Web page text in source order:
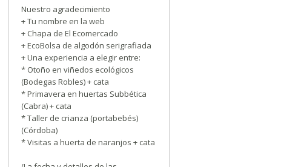
Nuestro agradecimiento
+ Tu nombre en la web
+ Chapa de El Ecomercado
+ EcoBolsa de algodón serigrafiada
+ Una experiencia a elegir entre:
* Otoño en viñedos ecológicos
(Bodegas Robles) + cata
* Primavera en huertas Subbética
(Cabra) + cata
* Taller de crianza (portabebés)
(Córdoba)
* Visitas a huerta de naranjos + cata